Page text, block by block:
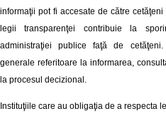
informaţii pot fi accesate de către
legii transparenţei contribuie la
administraţiei publice faţă de
generale referitoare la informarea,
la procesul decizional.
Instituţiile care au obligaţia de a respecta